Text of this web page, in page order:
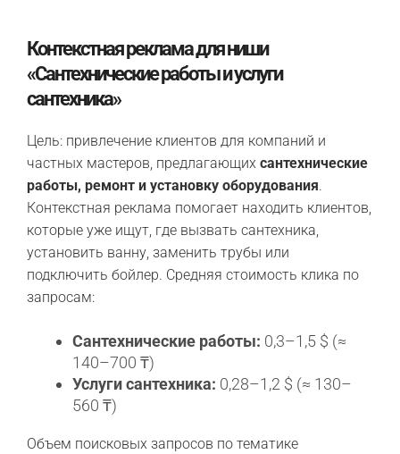
Контекстная реклама для ниши
«Сантехнические работы и услуги
сантехника»
Цель: привлечение клиентов для компаний и
частных мастеров, предлагающих сантехнические
работы, ремонт и установку оборудования.
Контекстная реклама помогает находить клиентов,
которые уже ищут, где вызвать сантехника,
установить ванну, заменить трубы или
подключить бойлер. Средняя стоимость клика по
запросам:
Сантехнические работы: 0,3–1,5 $ (≈
140–700 ₸)
Услуги сантехника: 0,28–1,2 $ (≈ 130–
560 ₸)
Объем поисковых запросов по тематике